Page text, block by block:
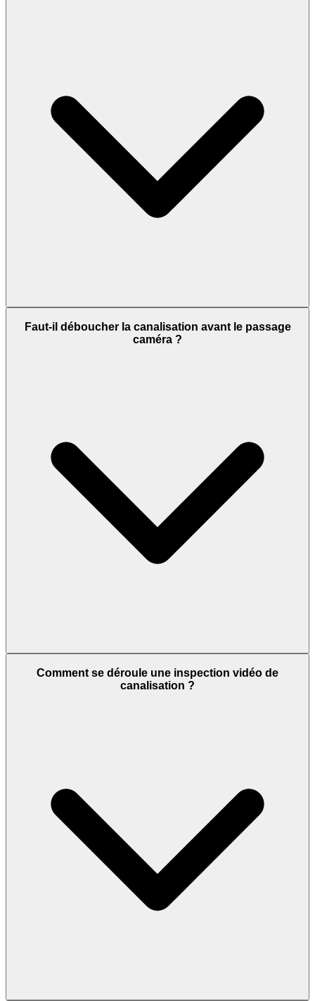
Faut-il déboucher la canalisation avant le passage
caméra ?
Comment se déroule une inspection vidéo de
canalisation ?